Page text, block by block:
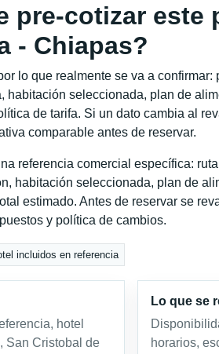
pre-cotizar este
- Chiapas?
lo que realmente se va a confirmar:
habitación seleccionada, plan de
de tarifa. Si un dato cambia al
comparable antes de reservar.
referencia comercial específica:
habitación seleccionada, plan de
estimado. Antes de reservar se
y política de cambios.
incluidos en referencia
hotel
San Cristobal de
Lo que se
horarios,